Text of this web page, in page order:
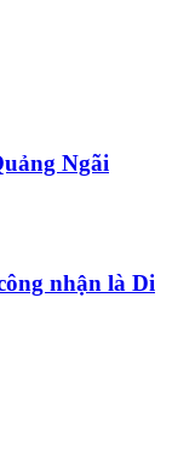
Ngãi
nhận là Di